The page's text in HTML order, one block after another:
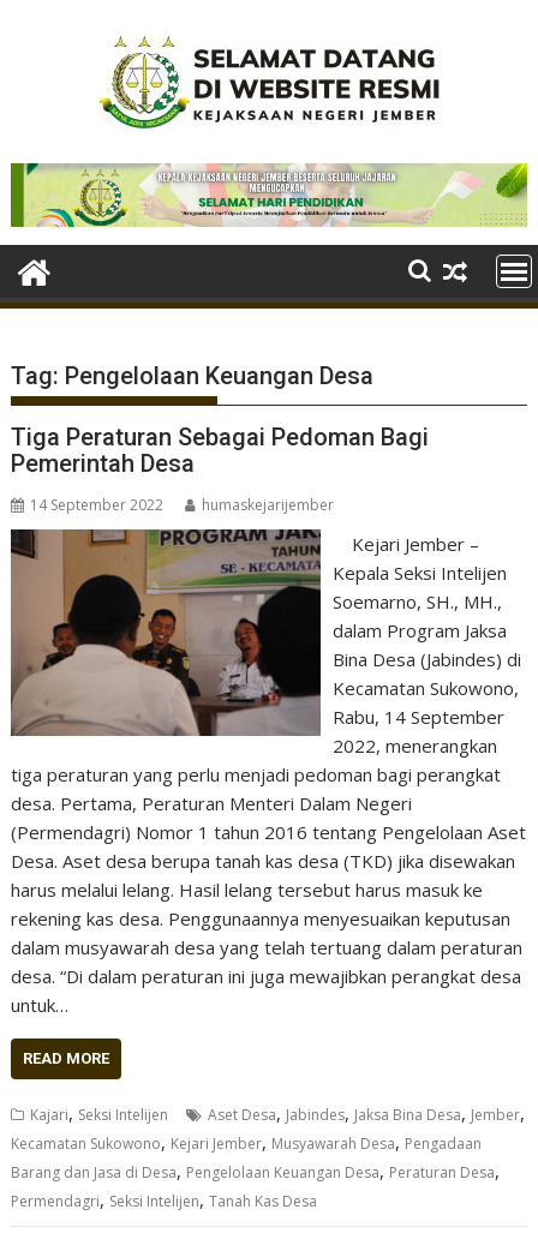
Tag: Pengelolaan Keuangan Desa
Tiga Peraturan Sebagai Pedoman Bagi
Pemerintah Desa
14 September 2022 humaskejarijember
Kejari Jember –
Kepala Seksi Intelijen
Soemarno, SH., MH.,
dalam Program Jaksa
Bina Desa (Jabindes) di
Kecamatan Sukowono,
Rabu, 14 September
2022, menerangkan
tiga peraturan yang perlu menjadi pedoman bagi perangkat
desa. Pertama, Peraturan Menteri Dalam Negeri
(Permendagri) Nomor 1 tahun 2016 tentang Pengelolaan Aset
Desa. Aset desa berupa tanah kas desa (TKD) jika disewakan
harus melalui lelang. Hasil lelang tersebut harus masuk ke
rekening kas desa. Penggunaannya menyesuaikan keputusan
dalam musyawarah desa yang telah tertuang dalam peraturan
desa. “Di dalam peraturan ini juga mewajibkan perangkat desa
untuk…
READ MORE
Kajari, Seksi Intelijen Aset Desa, Jabindes, Jaksa Bina Desa, Jember,
Kecamatan Sukowono, Kejari Jember, Musyawarah Desa, Pengadaan
Barang dan Jasa di Desa, Pengelolaan Keuangan Desa, Peraturan Desa,
Permendagri, Seksi Intelijen,Tanah Kas Desa